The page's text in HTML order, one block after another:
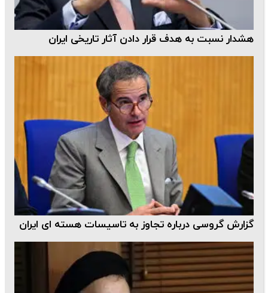
هشدار نسبت به هدف قرار دادن آثار تاریخی ایران
گزارش گروسی درباره تجاوز به تاسیسات هسته ای ایران